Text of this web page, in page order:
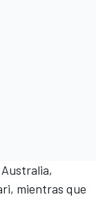
mientras que